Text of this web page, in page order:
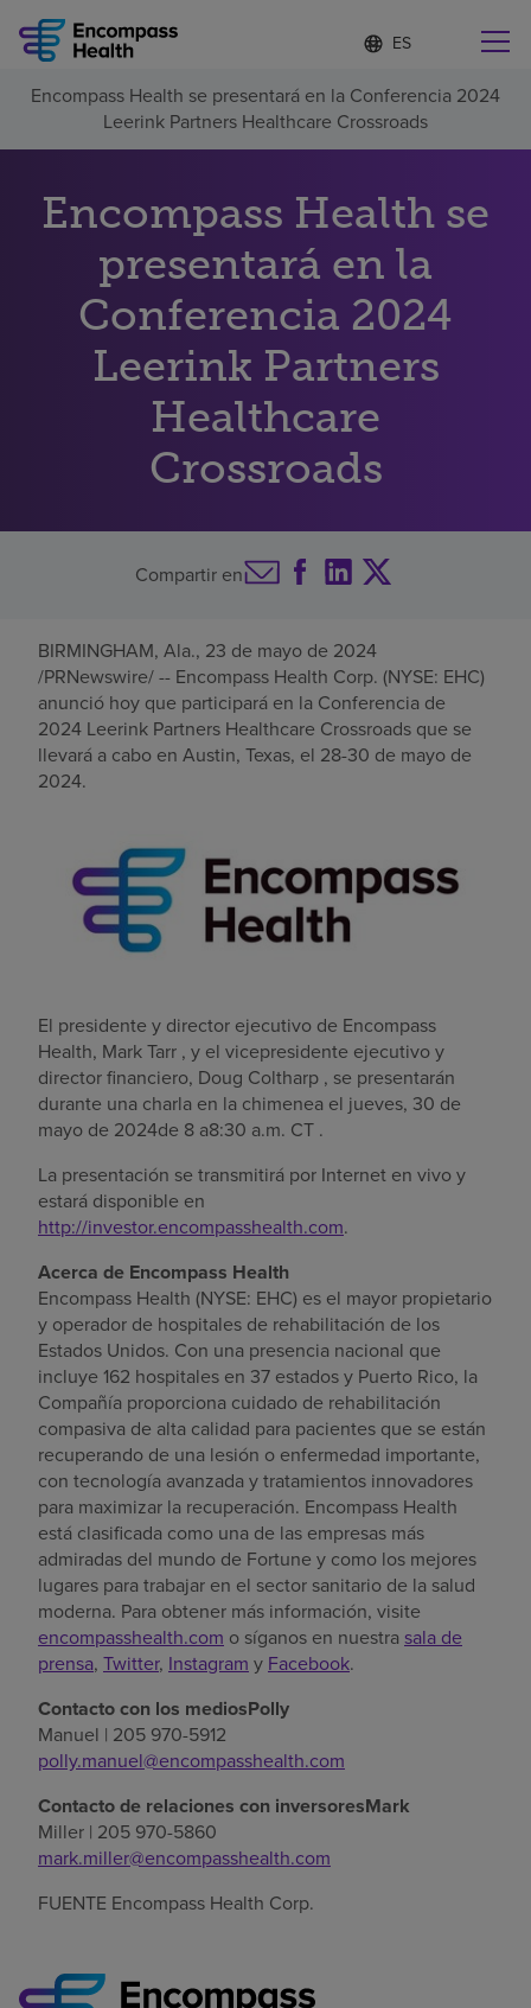
Lista
de
idiomas
contraída
d
o
m
a
l
e
c
c
i
o
a
o
Encuentre una localidad cerca de usted
Por qué debe elegirnos
Servicios de rehabilitación
Pacientes y cuidadores
Recursos de salud
Buscar un centro
Inversores
Empleos
Pagar mi factura
Encompass Health se presentará en la Conferencia 2024
Leerink Partners Healthcare Crossroads
Encompass Health se
presentará en la
Conferencia 2024
Leerink Partners
Healthcare
Crossroads
Compartir en
BIRMINGHAM, Ala., 23 de mayo de 2024
/PRNewswire/ -- Encompass Health Corp. (NYSE: EHC)
anunció hoy que participará en la Conferencia de
2024 Leerink Partners Healthcare Crossroads que se
llevará a cabo en Austin, Texas, el 28-30 de mayo de
2024.
El presidente y director ejecutivo de Encompass
Health, Mark Tarr , y el vicepresidente ejecutivo y
director financiero, Doug Coltharp , se presentarán
durante una charla en la chimenea el jueves, 30 de
mayo de 2024de 8 a8:30 a.m. CT .
La presentación se transmitirá por Internet en vivo y
estará disponible en
http://investor.encompasshealth.com.
Acerca de Encompass Health
Encompass Health (NYSE: EHC) es el mayor propietario
y operador de hospitales de rehabilitación de los
Estados Unidos. Con una presencia nacional que
incluye 162 hospitales en 37 estados y Puerto Rico, la
Compañía proporciona cuidado de rehabilitación
compasiva de alta calidad para pacientes que se están
recuperando de una lesión o enfermedad importante,
con tecnología avanzada y tratamientos innovadores
para maximizar la recuperación. Encompass Health
está clasificada como una de las empresas más
admiradas del mundo de Fortune y como los mejores
lugares para trabajar en el sector sanitario de la salud
moderna. Para obtener más información, visite
encompasshealth.com o síganos en nuestra sala de
prensa, Twitter, Instagram y Facebook.
Contacto con los mediosPolly
Manuel | 205 970-5912
polly.manuel@encompasshealth.com
Contacto de relaciones con inversoresMark
Miller | 205 970-5860
mark.miller@encompasshealth.com
FUENTE Encompass Health Corp.